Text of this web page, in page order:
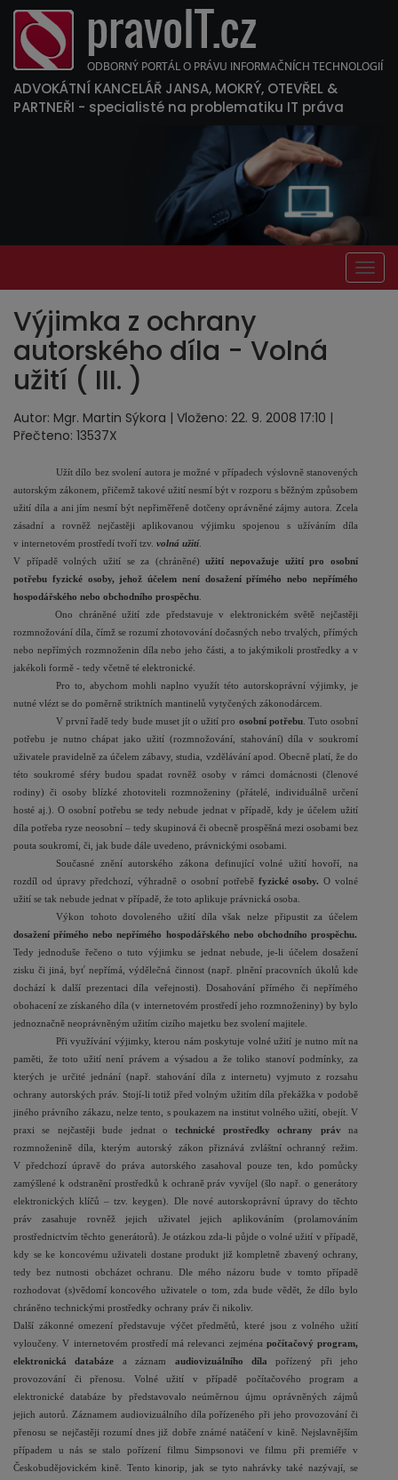
ADVOKÁTNÍ KANCELÁŘ JANSA, MOKRÝ, OTEVŘEL &
PARTNEŘI - specialisté na problematiku IT práva
Výjimka z ochrany
autorského díla - Volná
užití ( III. )
Autor: Mgr. Martin Sýkora | Vloženo: 22. 9. 2008 17:10 |
Přečteno: 13537X
Užít dílo bez svolení autora je možné v případech výslovně stanovených
autorským zákonem, přičemž takové užití nesmí být v rozporu s běžným způsobem
užití díla a ani jím nesmí být nepřiměřeně dotčeny oprávněné zájmy autora. Zcela
zásadní a rovněž nejčastěji aplikovanou výjimku spojenou s užíváním díla
v internetovém prostředí tvoří tzv. volná užití.
V případě volných užití se za (chráněné)užití nepovažuje užití pro osobní
potřebu fyzické osoby, jehož účelem není dosažení přímého nebo nepřímého
hospodářského nebo obchodního prospěchu
Ono chráněné užití zde představuje v elektronickém světě nejčastěji
rozmnožování díla, čímž se rozumí zhotovování dočasných nebo trvalých, přímých
nebo nepřímých rozmnoženin díla nebo jeho části, a to jakýmikoli prostředky a v
jakékoli formě - tedy včetně té elektronické.
Pro to, abychom mohli naplno využít této autorskoprávní výjimky, je
nutné vlézt se do poměrně striktních mantinelů vytyčených zákonodárcem.
V první řadě tedy bude muset jít o užití pro osobní potřebu. Tuto osobní
potřebu je nutno chápat jako užití (rozmnožování, stahování) díla v soukromí
uživatele pravidelně za účelem zábavy, studia, vzdělávání apod. Obecně platí, že do
této soukromé sféry budou spadat rovněž osoby v rámci domácnosti (členové
rodiny) či osoby blízké zhotoviteli rozmnoženiny (přátelé, individuálně určení
hosté aj.). O osobní potřebu se tedy nebude jednat v případě, kdy je účelem užití
díla potřeba ryze neosobní – tedy skupinová či obecně prospěšná mezi osobami bez
pouta soukromí, či, jak bude dále uvedeno, právnickými osobami.
Současné znění autorského zákona definující volné užití hovoří, na
rozdíl od úpravy předchozí, výhradně o osobní potřebě fyzické osoby.O volné
užití se tak nebude jednat v případě, že toto aplikuje právnická osoba.
Výkon tohoto dovoleného užití díla však nelze připustit za účelem
dosažení přímého nebo nepřímého hospodářského nebo obchodního prospěchu.
Tedy jednoduše řečeno o tuto výjimku se jednat nebude, je-li účelem dosažení
zisku či jiná, byť nepřímá, výdělečná činnost (např. plnění pracovních úkolů kde
dochází k další prezentaci díla veřejnosti). Dosahování přímého či nepřímého
obohacení ze získaného díla (v internetovém prostředí jeho rozmnoženiny) by bylo
jednoznačně neoprávněným užitím cizího majetku bez svolení majitele.
Při využívání výjimky, kterou nám poskytuje volné užití je nutno mít na
paměti, že toto užití není právem a výsadou a že toliko stanoví podmínky, za
kterých je určité jednání (např. stahování díla z internetu) vyjmuto z rozsahu
ochrany autorských práv. Stojí-li totiž před volným užitím díla překážka v podobě
jiného právního zákazu, nelze tento, s poukazem na institut volného užití, obejít. V
praxi se nejčastěji bude jednat otechnické prostředky ochrany právna
rozmnoženině díla, kterým autorský zákon přiznává zvláštní ochranný režim.
V předchozí úpravě do práva autorského zasahoval pouze ten, kdo pomůcky
zamýšlené k odstranění prostředků k ochraně práv vyvíjel (šlo např. o generátory
elektronických klíčů – tzv. keygen). Dle nové autorskoprávní úpravy do těchto
práv zasahuje rovněž jejich uživatel jejich aplikováním (prolamováním
prostřednictvím těchto generátorů). Je otázkou zda-li půjde o volné užití v případě,
kdy se ke koncovému uživateli dostane produkt již kompletně zbavený ochrany,
tedy bez nutnosti obcházet ochranu. Dle mého názoru bude v tomto případě
rozhodovat (s)vědomí koncového uživatele o tom, zda bude vědět, že dílo bylo
chráněno technickými prostředky ochrany práv či nikoliv.
Další zákonné omezení představuje výčet předmětů, které jsou z volného užití
vyloučeny. V internetovém prostředí má relevanci zejména počítačový program,
elektronická databáze a záznam audiovizuálního díla pořízený při jeho
provozování či přenosu. Volné užití v případě počítačového program a
elektronické databáze by představovalo neúměrnou újmu oprávněných zájmů
jejich autorů. Záznamem audiovizuálního díla pořízeného při jeho provozování či
přenosu se nejčastěji rozumí dnes již dobře známé natáčení v kině. Nejslavnějším
případem u nás se stalo pořízení filmu Simpsonovi ve filmu při premiéře v
Českobudějovickém kině. Tento kinorip, jak se tyto nahrávky také nazývají, se